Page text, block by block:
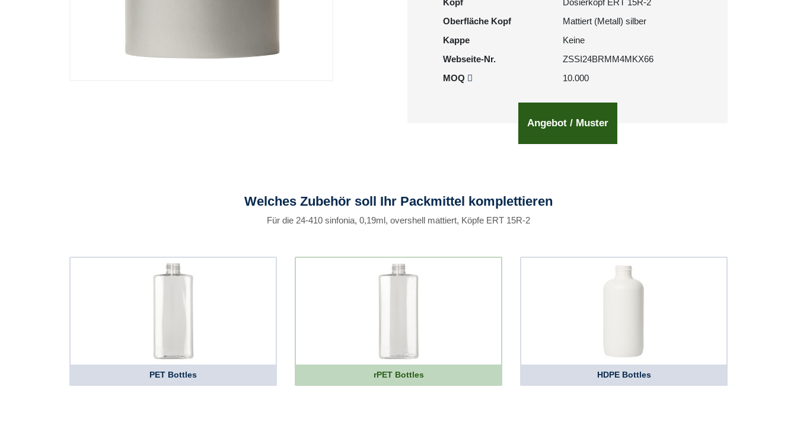
Kopf
Dosierkopf ERT 15R-2
Oberfläche Kopf
Mattiert (Metall) silber
Kappe
Keine
Webseite-Nr.
ZSSI24BRMM4MKX66
MOQ
10.000
Angebot / Muster
Welches Zubehör soll Ihr Packmittel komplettieren
Für die 24-410 sinfonia, 0,19ml, overshell mattiert, Köpfe ERT 15R-2
PET Bottles rPET Bottles HDPE Bottles